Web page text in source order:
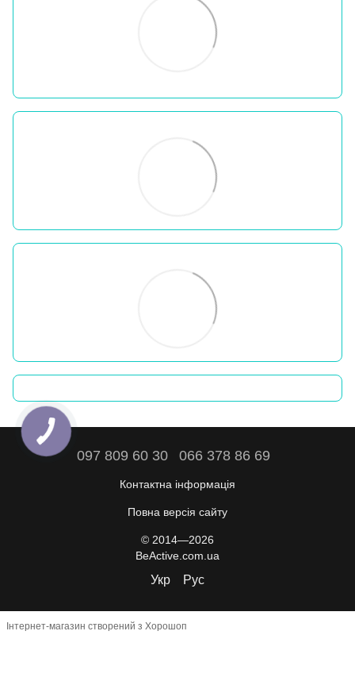
097 809 60 30 066 378 86 69
Контактна інформація
Повна версія сайту
© 2014—2026
BeActive.com.ua
Укр Рус
Інтернет-магазин створений з Хорошоп